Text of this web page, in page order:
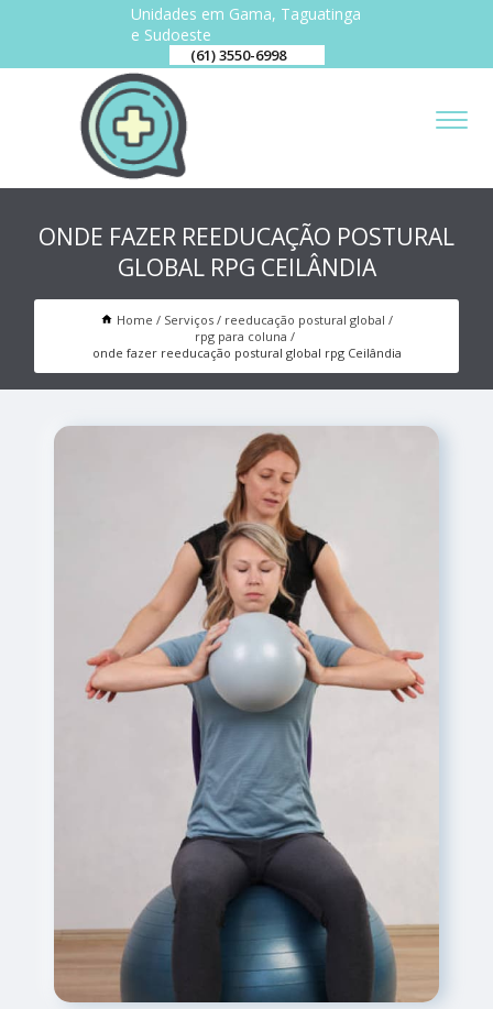
Unidades em Gama, Taguatinga
e Sudoeste
(61) 3550-6998
ONDE FAZER REEDUCAÇÃO POSTURAL
GLOBAL RPG CEILÂNDIA
Home Serviços
reeducação postural global
rpg para coluna
onde fazer reeducação postural global rpg Ceilândia